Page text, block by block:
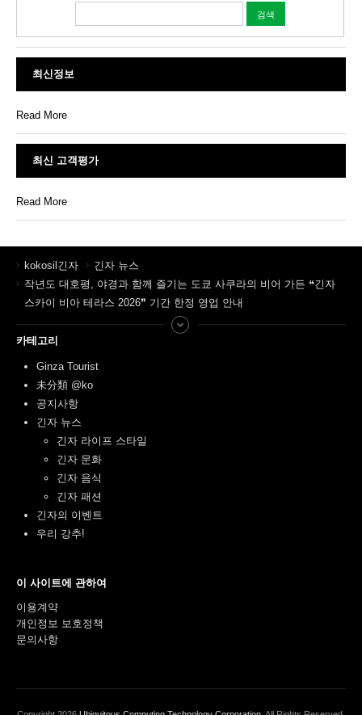
최신정보
Read More
최신 고객평가
Read More
kokosil긴자
긴자 뉴스
작년도 대호평, 야경과 함께 즐기는 도쿄 사쿠라의 비어 가든 ❝긴자
스카이 비아 테라스 2026❞ 기간 한정 영업 안내
카테고리
Ginza Tourist
未分類 @ko
공지사항
긴자 뉴스
긴자 라이프 스타일
긴자 문화
긴자 음식
긴자 패션
긴자의 이벤트
우리 강추!
이 사이트에 관하여
이용계약
개인정보 보호정책
문의사항